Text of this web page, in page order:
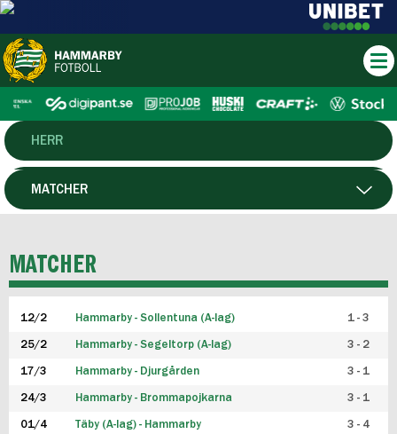
HERR
DAM
P19
F19
FUTSAL HERR
FUTSAL DAM
MATCHER
MATCHER
12/2 Hammarby - Sollentuna (A-lag) 1 - 3
25/2 Hammarby - Segeltorp (A-lag) 3 - 2
17/3 Hammarby - Djurgården 3 - 1
24/3 Hammarby - Brommapojkarna 3 - 1
01/4 Täby (A-lag) - Hammarby 3 - 4